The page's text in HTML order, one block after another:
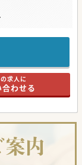
ックです。
法人による経営
ご応募もお待ち
求人に
合わせる